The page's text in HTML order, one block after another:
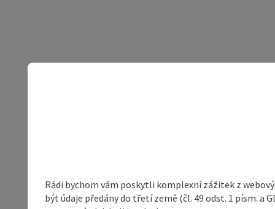
Rádi bychom vám poskytli komplexní zážitek z
být údaje předány do třetí země (čl. 49 odst. 1 písm.